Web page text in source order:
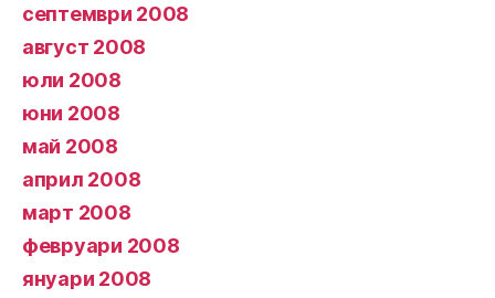
септември 2008
август 2008
юли 2008
юни 2008
май 2008
април 2008
март 2008
февруари 2008
януари 2008